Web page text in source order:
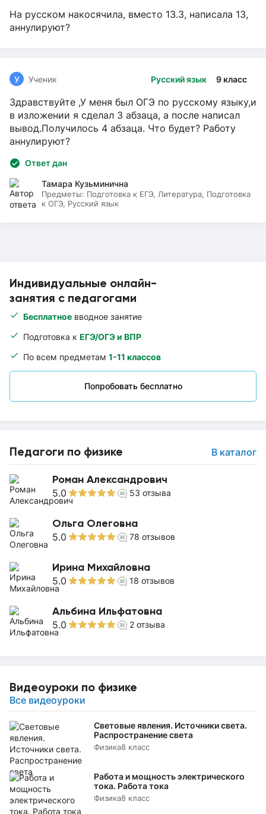
Индивидуальные онлайн-
занятия с педагогами
Бесплатное вводное занятие
Подготовка к ЕГЭ/ОГЭ и ВПР
По всем предметам 1-11 классов
Попробовать бесплатно
Педагоги по физике В каталог
Роман Александрович
5.0 53 отзыва
Ольга Олеговна
5.0 78 отзывов
Ирина Михайловна
5.0 18 отзывов
Альбина Ильфатовна
5.0 2 отзыва
Видеоуроки по физике
Все видеоуроки
Световые явления. Источники света.
Распространение света
Физика8 класс
Работа и мощность электрического
тока. Работа тока
Физика8 класс
На русском накосячила, вместо 13.3, написала 13,
аннулируют?
Русский язык 9 класс
У Ученик
Здравствуйте ,У меня был ОГЭ по русскому языку,и
в изложении я сделал 3 абзаца, а после написал
вывод.Получилось 4 абзаца. Что будет? Работу
аннулируют?
Ответ дан
Тамара Кузьминична
Предметы: Подготовка к ЕГЭ, Литература, Подготовка
к ОГЭ, Русский язык